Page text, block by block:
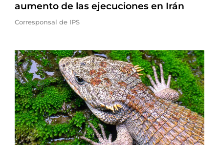
aumento de las ejecuciones en Irán
Corresponsal de IPS